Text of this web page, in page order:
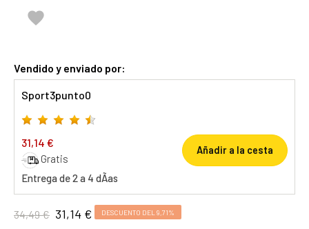

Vendido y enviado por:
Sport3punto0
31,14 €
Gratis
Entrega de 2 a 4 dÃ­as
Añadir a la cesta
34,49 € 31,14 € DESCUENTO DEL 9,71%